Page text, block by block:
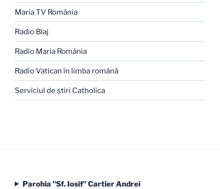
Maria TV România
Radio Blaj
Radio Maria România
Radio Vatican în limba română
Serviciul de ştiri Catholica
Parohia "Sf. Iosif" Cartier Andrei